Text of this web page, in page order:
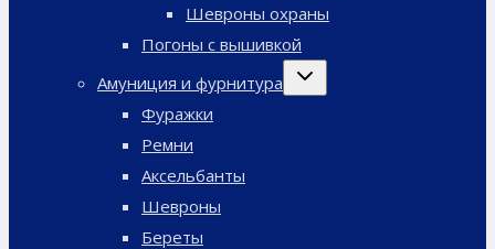
Шевроны охраны
Погоны с вышивкой
Амуниция и фурнитура
Переключить
Фуражки
Ремни
Аксельбанты
Шевроны
Береты